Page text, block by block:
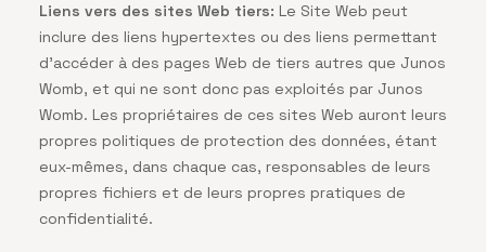
Liens vers des sites Web tiers: Le Site Web peut
inclure des liens hypertextes ou des liens permettant
d’accéder à des pages Web de tiers autres que Junos
Womb, et qui ne sont donc pas exploités par Junos
Womb. Les propriétaires de ces sites Web auront leurs
propres politiques de protection des données, étant
eux-mêmes, dans chaque cas, responsables de leurs
propres fichiers et de leurs propres pratiques de
confidentialité.